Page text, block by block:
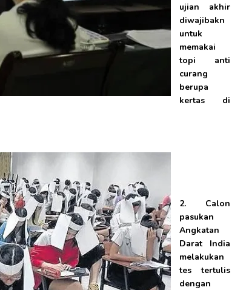
ujian akhir
diwajibakn
untuk
memakai
topi anti
curang
berupa
kertas di
2. Calon
pasukan
Angkatan
Darat India
melakukan
tes tertulis
dengan